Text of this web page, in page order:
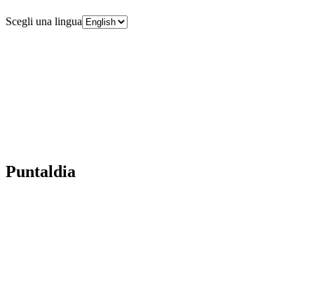
Scegli una lingua
Puntaldia